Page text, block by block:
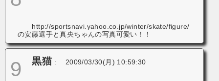
http://sportsnavi.yahoo.co.jp/winter/skate/figure/
の安藤選手と真央ちゃんの写真可愛い！！
9 黒猫 : 2009/03/30(月) 10:59:30